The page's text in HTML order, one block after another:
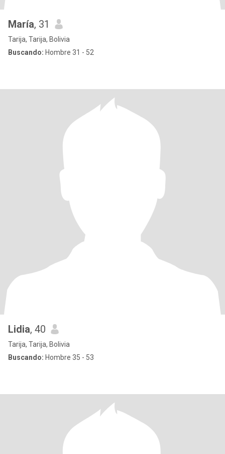
María, 31
Tarija, Tarija, Bolivia
Buscando: Hombre 31 - 52
Lidia, 40
Tarija, Tarija, Bolivia
Buscando: Hombre 35 - 53